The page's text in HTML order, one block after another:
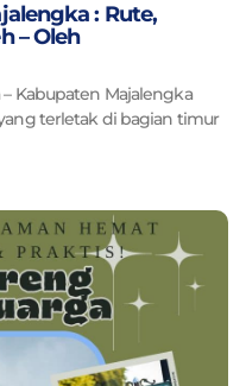
: Rute,
– Oleh
Kabupaten Majalengka
terletak di bagian timur